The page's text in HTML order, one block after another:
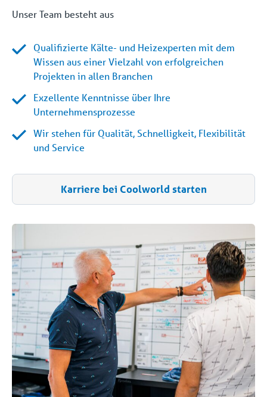
Unser Team besteht aus
Qualifizierte Kälte- und Heizexperten mit dem
Wissen aus einer Vielzahl von erfolgreichen
Projekten in allen Branchen
Exzellente Kenntnisse über Ihre
Unternehmensprozesse
Wir stehen für Qualität, Schnelligkeit, Flexibilität
und Service
Karriere bei Coolworld starten